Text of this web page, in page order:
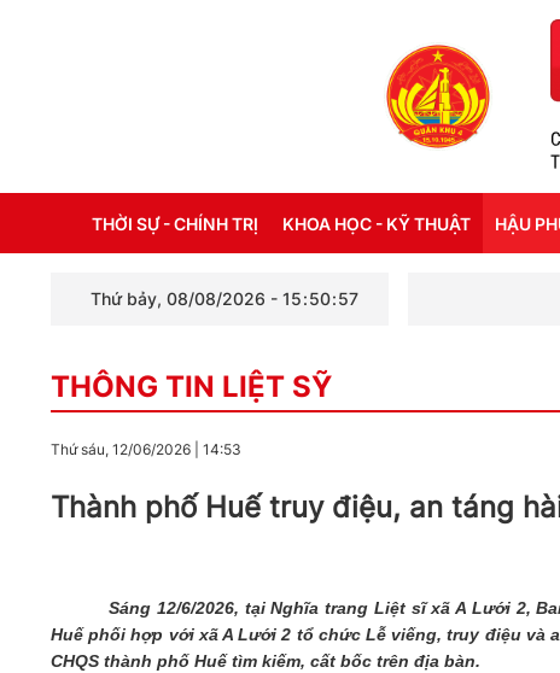
THỜI SỰ - CHÍNH TRỊ
THỜI SỰ QUỐC TẾ
KỶ NIỆM 110 NĂM NGÀY BÁC HỒ RA ĐI
CHÀO MỪNG KỶ NIỆM 75 NĂM NGÀY
TRUYỀN THỐNG LỰC LƯỢNG VŨ TRANG
QUÂN KHU 4 (15/10/1945 - 15/10/2020)
KHOA HỌC - KỸ THUẬT HẬU
Thứ bảy, 08/08/2026 - 15:50:58
THÔNG TIN LIỆT SỸ
Thứ sáu, 12/06/2026 14:53
Thành phố Huế truy điệu, an táng
Sáng 12/6/2026, tại Nghĩa trang Liệt sĩ xã A Lưới 2,
Huế phối hợp với xã A Lưới 2 tổ chức Lễ viếng, truy điệu
CHQS thành phố Huế tìm kiếm, cất bốc trên địa bàn.